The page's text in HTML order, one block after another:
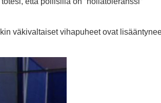
väkivaltaiset vihapuheet ovat